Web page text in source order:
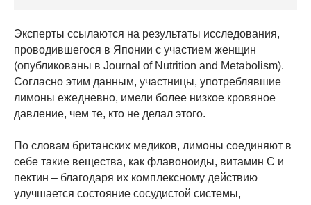
Эксперты ссылаются на результаты исследования,
проводившегося в Японии с участием женщин
(опубликованы в Journal of Nutrition and Metabolism).
Согласно этим данным, участницы, употреблявшие
лимоны ежедневно, имели более низкое кровяное
давление, чем те, кто не делал этого.
По словам британских медиков, лимоны соединяют в
себе такие вещества, как флавоноиды, витамин С и
пектин – благодаря их комплексному действию
улучшается состояние сосудистой системы,